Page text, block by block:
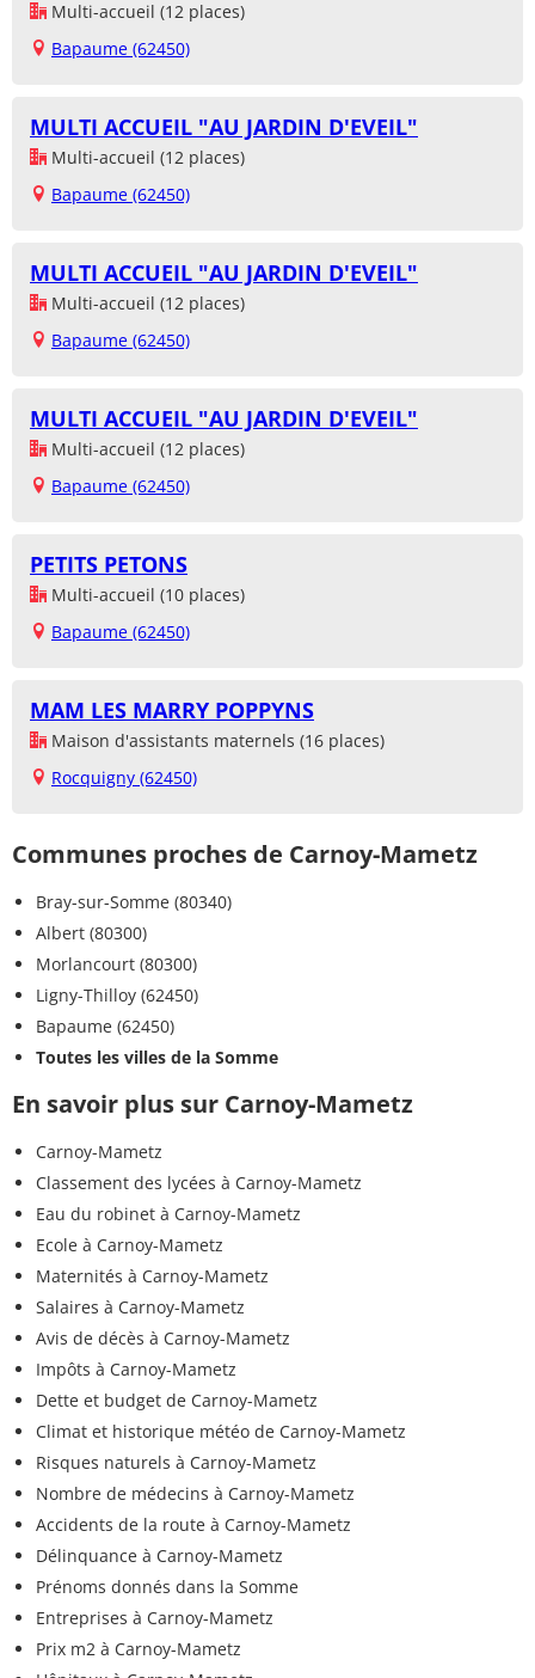
Multi-accueil (12 places)
Bapaume (62450)
MULTI ACCUEIL "AU JARDIN D'EVEIL"
Multi-accueil (12 places)
Bapaume (62450)
MULTI ACCUEIL "AU JARDIN D'EVEIL"
Multi-accueil (12 places)
Bapaume (62450)
MULTI ACCUEIL "AU JARDIN D'EVEIL"
Multi-accueil (12 places)
Bapaume (62450)
PETITS PETONS
Multi-accueil (10 places)
Bapaume (62450)
MAM LES MARRY POPPYNS
Maison d'assistants maternels (16 places)
Rocquigny (62450)
Communes proches de Carnoy-Mametz
Bray-sur-Somme (80340)
Albert (80300)
Morlancourt (80300)
Ligny-Thilloy (62450)
Bapaume (62450)
Toutes les villes de la Somme
En savoir plus sur Carnoy-Mametz
Carnoy-Mametz
Classement des lycées à Carnoy-Mametz
Eau du robinet à Carnoy-Mametz
Ecole à Carnoy-Mametz
Maternités à Carnoy-Mametz
Salaires à Carnoy-Mametz
Avis de décès à Carnoy-Mametz
Impôts à Carnoy-Mametz
Dette et budget de Carnoy-Mametz
Climat et historique météo de Carnoy-Mametz
Risques naturels à Carnoy-Mametz
Nombre de médecins à Carnoy-Mametz
Accidents de la route à Carnoy-Mametz
Délinquance à Carnoy-Mametz
Prénoms donnés dans la Somme
Entreprises à Carnoy-Mametz
Prix m2 à Carnoy-Mametz